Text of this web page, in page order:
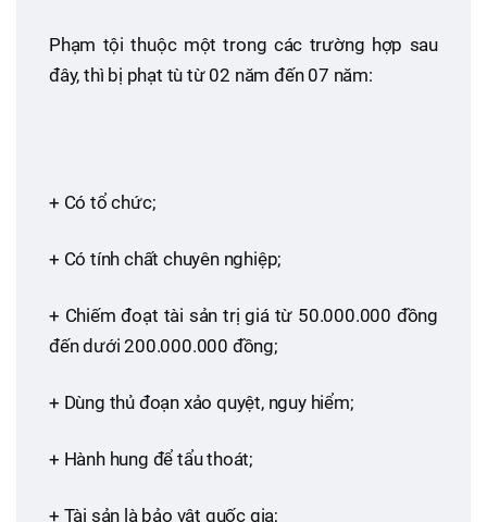
Phạm tội thuộc một trong các trường hợp sau
đây, thì bị phạt tù từ 02 năm đến 07 năm:
+ Có tổ chức;
+ Có tính chất chuyên nghiệp;
+ Chiếm đoạt tài sản trị giá từ 50.000.000 đồng
đến dưới 200.000.000 đồng;
+ Dùng thủ đoạn xảo quyệt, nguy hiểm;
+ Hành hung để tẩu thoát;
+ Tài sản là bảo vật quốc gia;